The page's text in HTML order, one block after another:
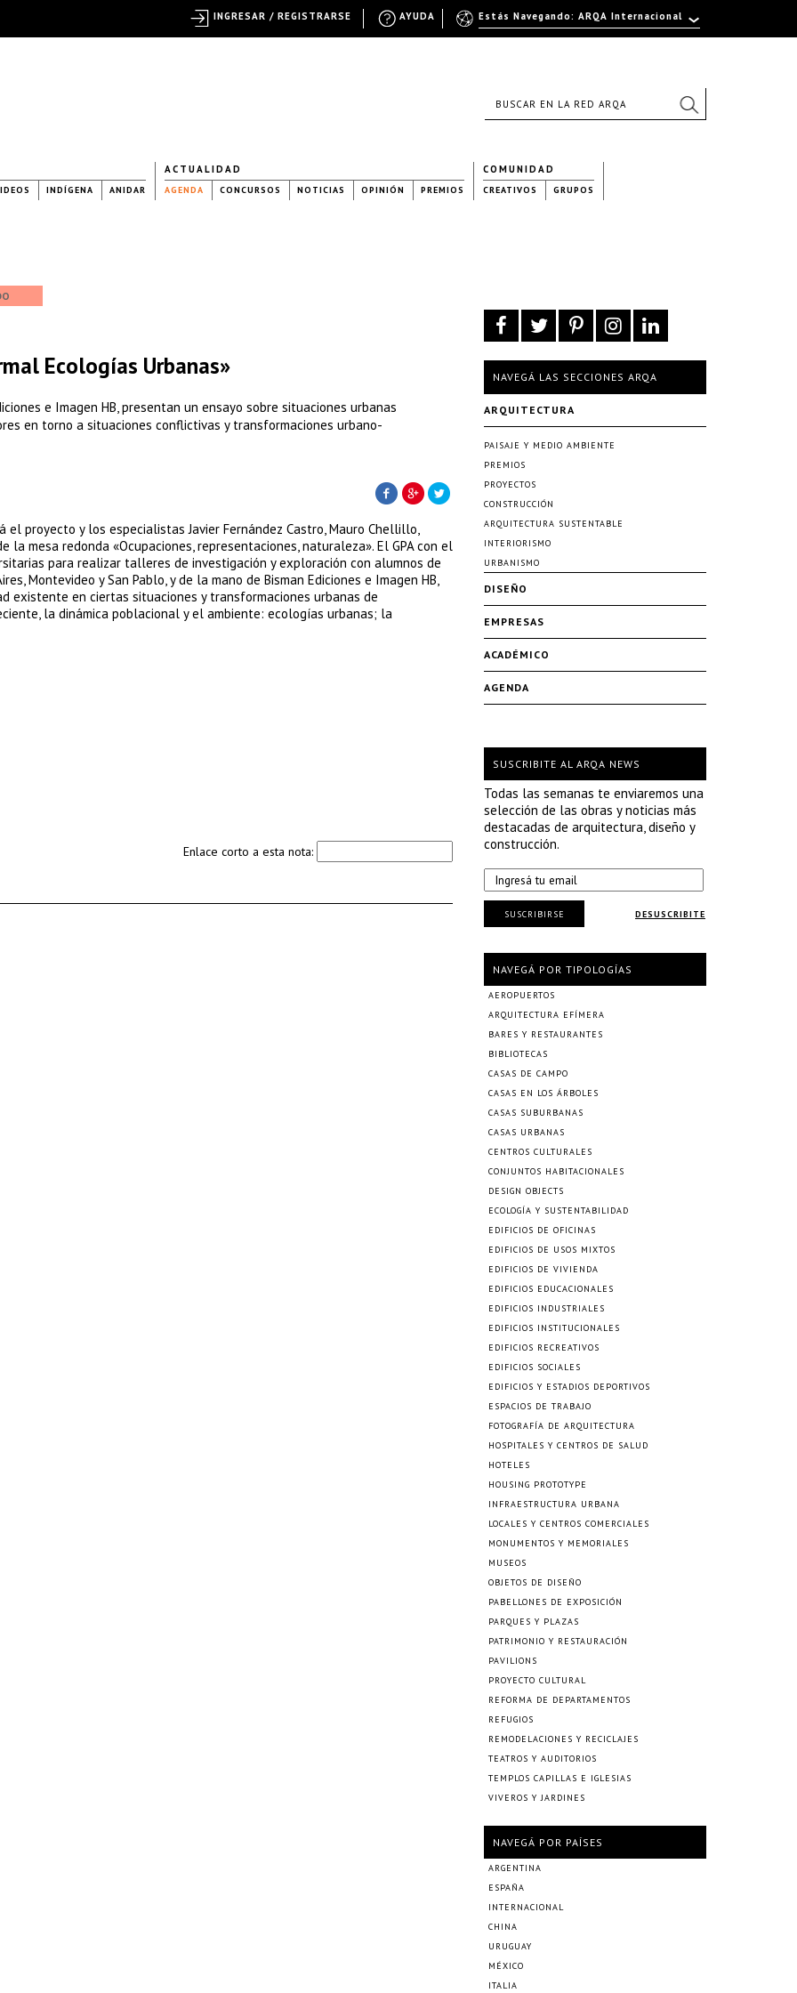
INDÍGENA ANIDAR
ACTUALIDAD
AGENDA CONCURSOS NOTICIAS OPINIÓN PREMIOS
COMUNIDAD
CREATIVOS GRUPOS
Ecologías Urbanas»
e Imagen HB, presentan un ensayo sobre situaciones urbanas
en torno a situaciones conflictivas y transformaciones urbano-
proyecto y los especialistas Javier Fernández Castro, Mauro Chellillo,
la mesa redonda «Ocupaciones, representaciones, naturaleza». El GPA con el
para realizar talleres de investigación y exploración con alumnos de
Montevideo y San Pablo, y de la mano de Bisman Ediciones e Imagen HB,
existente en ciertas situaciones y transformaciones urbanas de
la dinámica poblacional y el ambiente: ecologías urbanas; la
Enlace corto a esta nota:
NAVEGÁ LAS SECCIONES ARQA
ARQUITECTURA
PAISAJE Y MEDIO AMBIENTE
PREMIOS
PROYECTOS
CONSTRUCCIÓN
ARQUITECTURA SUSTENTABLE
INTERIORISMO
URBANISMO
DISEÑO
EMPRESAS
ACADÉMICO
AGENDA
SUSCRIBITE AL ARQA NEWS
Todas las semanas te enviaremos una
selección de las obras y noticias más
destacadas de arquitectura, diseño y
construcción.
DESUSCRIBITE
SUSCRIBIRSE
NAVEGÁ POR TIPOLOGÍAS
AEROPUERTOS
ARQUITECTURA EFÍMERA
BARES Y RESTAURANTES
BIBLIOTECAS
CASAS DE CAMPO
CASAS EN LOS ÁRBOLES
CASAS SUBURBANAS
CASAS URBANAS
CENTROS CULTURALES
CONJUNTOS HABITACIONALES
DESIGN OBJECTS
ECOLOGÍA Y SUSTENTABILIDAD
EDIFICIOS DE OFICINAS
EDIFICIOS DE USOS MIXTOS
EDIFICIOS DE VIVIENDA
EDIFICIOS EDUCACIONALES
EDIFICIOS INDUSTRIALES
EDIFICIOS INSTITUCIONALES
EDIFICIOS RECREATIVOS
EDIFICIOS SOCIALES
EDIFICIOS Y ESTADIOS DEPORTIVOS
ESPACIOS DE TRABAJO
FOTOGRAFÍA DE ARQUITECTURA
HOSPITALES Y CENTROS DE SALUD
HOTELES
HOUSING PROTOTYPE
INFRAESTRUCTURA URBANA
LOCALES Y CENTROS COMERCIALES
MONUMENTOS Y MEMORIALES
MUSEOS
OBJETOS DE DISEÑO
PABELLONES DE EXPOSICIÓN
PARQUES Y PLAZAS
PATRIMONIO Y RESTAURACIÓN
PAVILIONS
PROYECTO CULTURAL
REFORMA DE DEPARTAMENTOS
REFUGIOS
REMODELACIONES Y RECICLAJES
TEATROS Y AUDITORIOS
TEMPLOS CAPILLAS E IGLESIAS
VIVEROS Y JARDINES
NAVEGÁ POR PAÍSES
ARGENTINA
ESPAÑA
INTERNACIONAL
CHINA
URUGUAY
MÉXICO
ITALIA
Estás Navegando: ARQA Internacional
AYUDA
INGRESAR / REGISTRARSE